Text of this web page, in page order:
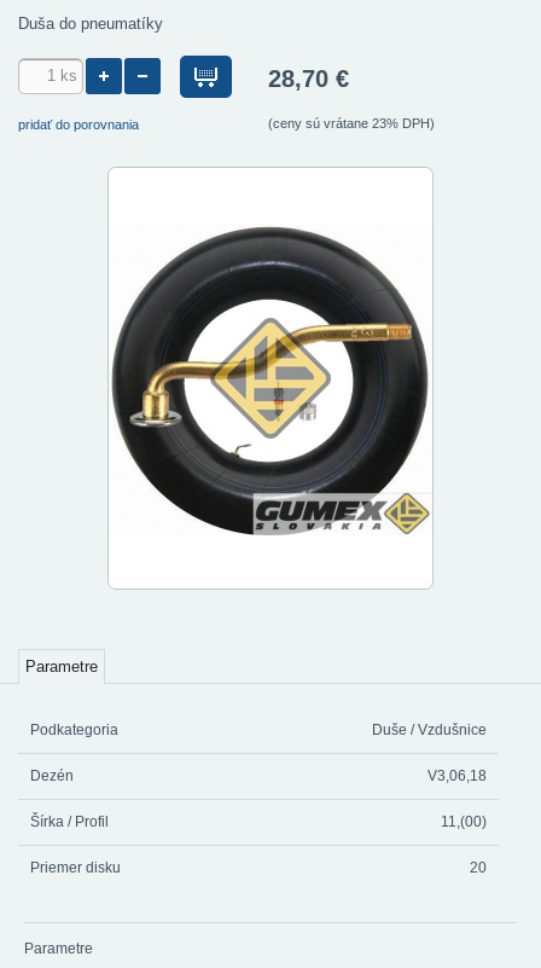
Duša do pneumatíky
pridať do porovnania
28,70 €
(ceny sú vrátane 23% DPH)
Parametre
Podkategoria Duše / Vzdušnice
Dezén V3,06,18
Šírka / Profil 11,(00)
Priemer disku 20
Parametre